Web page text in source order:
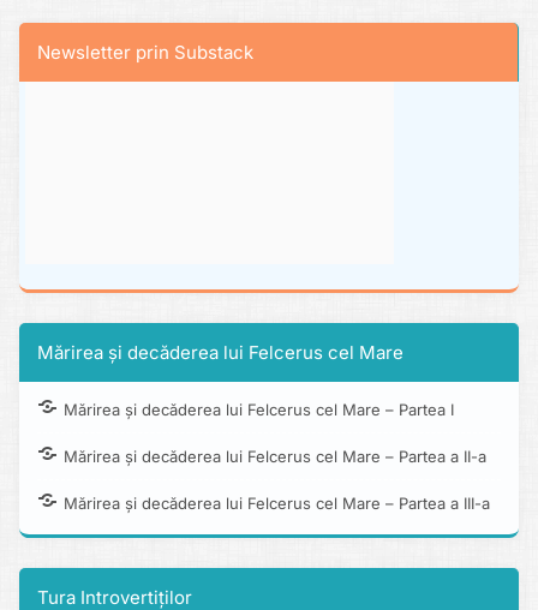
Newsletter prin Substack
Mărirea și decăderea lui Felcerus cel Mare
Mărirea și decăderea lui Felcerus cel Mare – Partea I
Mărirea și decăderea lui Felcerus cel Mare – Partea a II-a
Mărirea și decăderea lui Felcerus cel Mare – Partea a III-a
Tura Introvertiților